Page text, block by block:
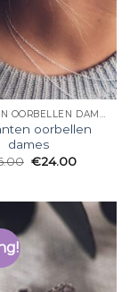
DIAMANTEN OORBELLEN DAMES
oorbellen
dames
€24.00